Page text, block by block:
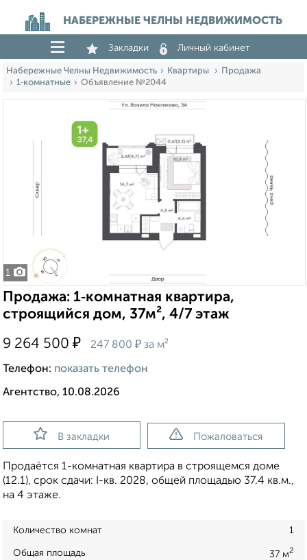
НАБЕРЕЖНЫЕ ЧЕЛНЫ НЕДВИЖИМОСТЬ
Закладки Личный кабинет
Набережные Челны Недвижимость Квартиры
Продажа
1‑комнатные
Объявление №2044
1
Продажа: 1‑комнатная квартира,
строящийся дом, 37м², 4/7 этаж
9 264 500 ₽ 247 800 ₽ за м²
Телефон: показать телефон
Агентство, 10.08.2026
В закладки Пожаловаться
Продаётся 1-комнатная квартира в строящемся доме
(12.1), срок сдачи: I-кв. 2028, общей площадью 37.4 кв.м.,
на 4 этаже.
Количество комнат 1
Общая площадь 37 м2